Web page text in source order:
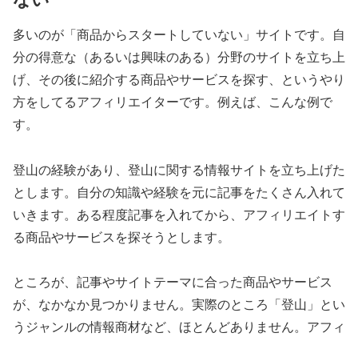
多いのが「商品からスタートしていない」サイトです。自
分の得意な（あるいは興味のある）分野のサイトを立ち上
げ、その後に紹介する商品やサービスを探す、というやり
方をしてるアフィリエイターです。例えば、こんな例で
す。
登山の経験があり、登山に関する情報サイトを立ち上げた
とします。自分の知識や経験を元に記事をたくさん入れて
いきます。ある程度記事を入れてから、アフィリエイトす
る商品やサービスを探そうとします。
ところが、記事やサイトテーマに合った商品やサービス
が、なかなか見つかりません。実際のところ「登山」とい
うジャンルの情報商材など、ほとんどありません。アフィ